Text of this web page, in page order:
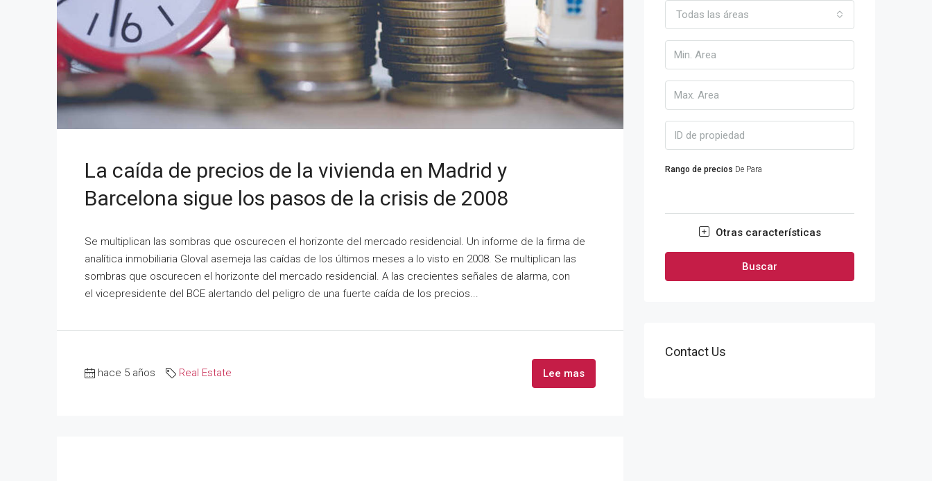
La caída de precios de la vivienda en Madrid y
Barcelona sigue los pasos de la crisis de 2008
Se multiplican las sombras que oscurecen el horizonte del mercado residencial. Un informe de la firma de
analítica inmobiliaria Gloval asemeja las caídas de los últimos meses a lo visto en 2008. Se multiplican las
sombras que oscurecen el horizonte del mercado residencial. A las crecientes señales de alarma, con
el vicepresidente del BCE alertando del peligro de una fuerte caída de los precios...
hace 5 años Real Estate Lee mas
Todas las áreas
Rango de precios De Para
Otras características
Buscar
Contact Us